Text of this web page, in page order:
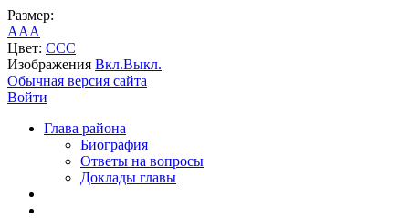
Размер:
AAA
Цвет: CCC
Изображения Вкл.Выкл.
Обычная версия сайта
Войти
Глава района
Биография
Ответы на вопросы
Доклады главы